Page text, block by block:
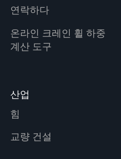
연락하다
온라인 크레인 휠 하중
계산 도구
산업
힘
교량 건설